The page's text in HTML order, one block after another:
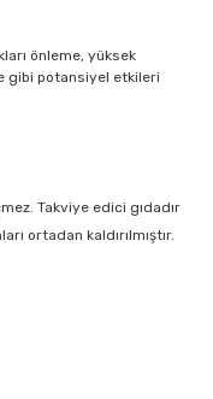
önleme, yüksek
gibi potansiyel etkileri
Takviye edici gıdadır
ortadan kaldırılmıştır.